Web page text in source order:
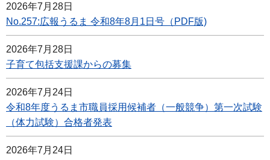
2026年7月28日
No.257:広報うるま 令和8年8月1日号（PDF版)
2026年7月28日
子育て包括支援課からの募集
2026年7月24日
令和8年度うるま市職員採用候補者（一般競争）第一次試験
（体力試験）合格者発表
2026年7月24日